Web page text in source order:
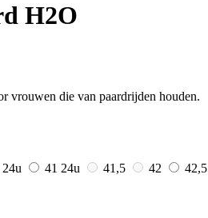
H2O
vrouwen die van paardrijden houden.
24u 41 24u 41,5 42
42,5